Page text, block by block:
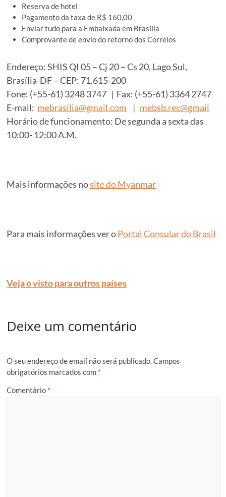
Reserva de hotel
Pagamento da taxa de R$ 160,00
Enviar tudo para a Embaixada em Brasilia
Comprovante de envio do retorno dos Correios
Endereço: SHIS QI 05 – Cj 20 – Cs 20, Lago Sul,
Brasília-DF – CEP: 71.615-200
Fone: (+55-61) 3248 3747 | Fax: (+55-61) 3364 2747
E-mail: mebrasilia@gmail.com | mebsb.rec@gmail
Horário de funcionamento: De segunda a sexta das
10:00- 12:00 A.M.
Mais informações nosite do Myanmar
Para mais informações ver oPortal Consular do Brasil
Veja o visto para outros países
Deixe um comentário
O seu endereço de email não será publicado.Campos
obrigatórios marcados com *
Comentário *